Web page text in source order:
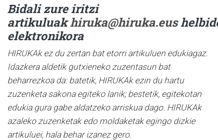
Bidali zure iritzi
artikuluakhiruka@hiruka.eus
elektronikora
HIRUKAk ez du zertan bat etorri artikuluen edukiagaz.
Idazkera aldetik gutxieneko zuzentasun bat
beharrezkoa da: batetik, HIRUKAk ezin du hartu
zuzenketa sakona egiteko lanik; bestetik, egitekotan
edukia gura gabe aldatzeko arriskua dago. HIRUKAk
azaleko zuzenketak edo moldaketak egingo dizkie
artikuluei, hala behar izanez gero.